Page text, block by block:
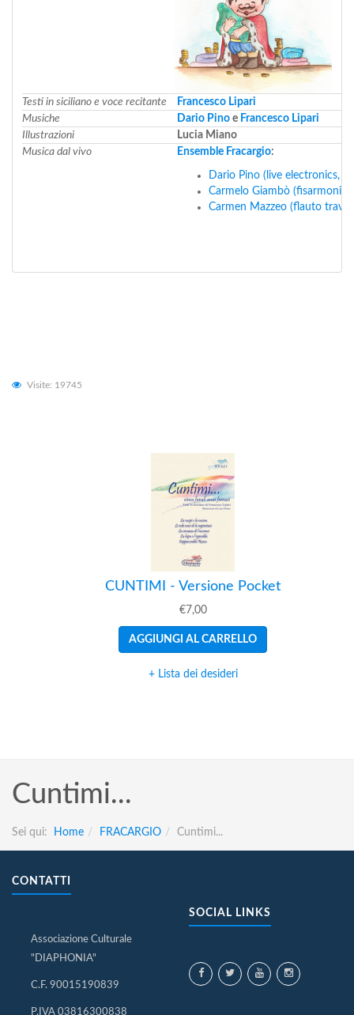
Testi in siciliano e voce recitante
Francesco Lipari
Musiche
Dario Pino e Francesco Lipari
Illustrazioni
Lucia Miano
Musica dal vivo
Ensemble Fracargio:
Dario Pino (live electronics,
Carmelo Giambò
Carmen Mazzeo (flauto
Visite: 19745
CUNTIMI - Versione Pocket
€7,00
+ Lista dei desideri
Cuntimi...
Sei qui: Home FRACARGIO Cuntimi...
CONTATTI
Associazione Culturale
"DIAPHONIA"
C.F. 90015190839
P.IVA 03816300838
SOCIAL LINKS